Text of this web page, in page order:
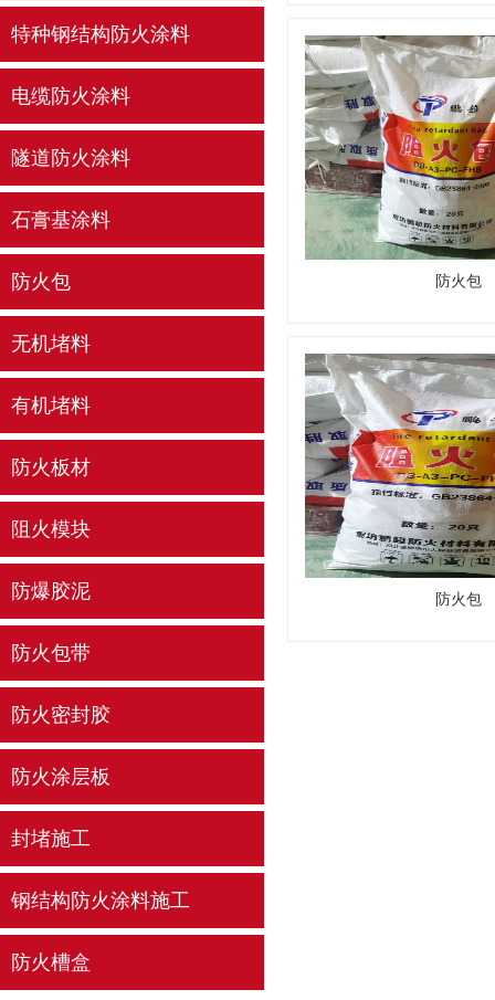
特种钢结构防火涂料
电缆防火涂料
隧道防火涂料
石膏基涂料
防火包
无机堵料
有机堵料
防火板材
阻火模块
防爆胶泥
防火包带
防火密封胶
防火涂层板
封堵施工
钢结构防火涂料施工
防火槽盒
防火包
防火包